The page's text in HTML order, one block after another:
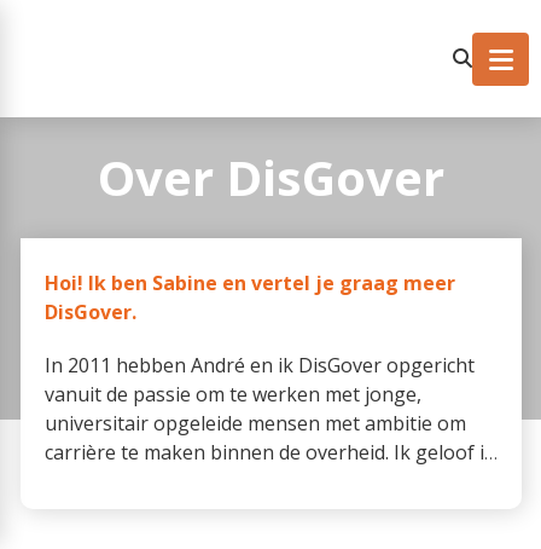
Over DisGover
Hoi! Ik ben Sabine en vertel je graag meer
DisGover.
In 2011 hebben André en ik DisGover opgericht
vanuit de passie om te werken met jonge,
universitair opgeleide mensen met ambitie om
carrière te maken binnen de overheid. Ik geloof in